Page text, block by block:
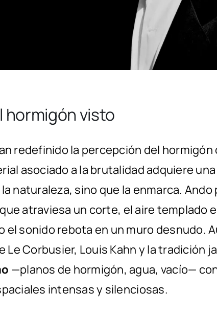
hormigón visto
redefinido la percepción del
asociado a la brutalidad adquiere una
naturaleza, sino que la enmarca.
atraviesa un corte, el aire templado
el sonido rebota en un muro desnudo.
Le Corbusier, Louis Kahn y la tradición
—planos de hormigón, agua, vacío—
intensas y silenciosas.